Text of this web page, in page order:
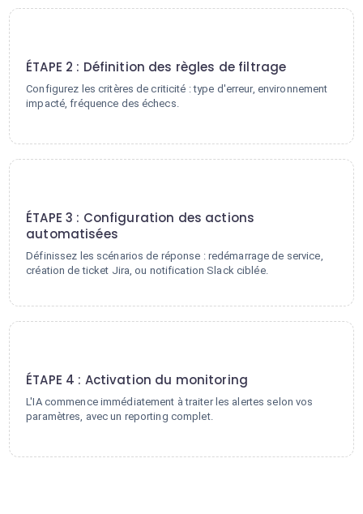
ÉTAPE 2 : Définition des règles de filtrage
Configurez les critères de criticité : type d'erreur, environnement
impacté, fréquence des échecs.
ÉTAPE 3 : Configuration des actions
automatisées
Définissez les scénarios de réponse : redémarrage de service,
création de ticket Jira, ou notification Slack ciblée.
ÉTAPE 4 : Activation du monitoring
L'IA commence immédiatement à traiter les alertes selon vos
paramètres, avec un reporting complet.